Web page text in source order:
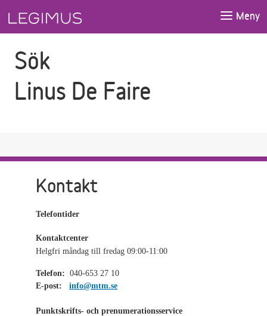
Meny
Sök
Linus De Faire
Kontakt
Telefontider
Kontaktcenter
Helgfri måndag till fredag 09:00-11:00
Telefon: 040-653 27 10
E-post:
info@mtm.se
Punktskrifts- och prenumerationsservice